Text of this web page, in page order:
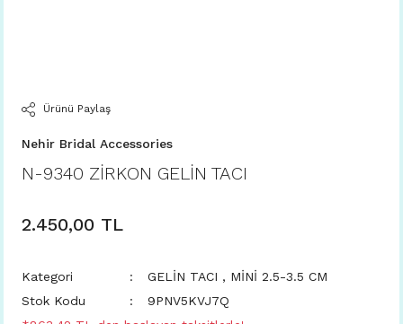
Ürünü Paylaş
Nehir Bridal Accessories
N-9340 ZİRKON GELİN TACI
2.450,00 TL
Kategori GELİN TACI , MİNİ 2.5-3.5 CM
Stok Kodu
9PNV5KVJ7Q